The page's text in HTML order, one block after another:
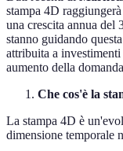
stampa 4D
una crescita annua del
stanno guidando
attribuita a
aumento della
Che cos'è la
La stampa 4D è
dimensione temporale